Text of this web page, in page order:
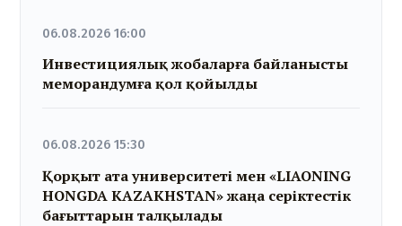
06.08.2026 16:00
Инвестициялық жобаларға байланысты
меморандумға қол қойылды
06.08.2026 15:30
Қорқыт ата университеті мен «LIAONING
HONGDA KAZAKHSTAN» жаңа серіктестік
бағыттарын талқылады